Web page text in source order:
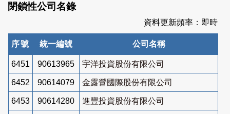
閉鎖性公司名錄
資料更新頻率：即時
序號 統一編號 公司名稱
6451 90613965 宇洋投資股份有限公司
6452 90614079 金露營國際股份有限公司
6453 90614280 進豐投資股份有限公司